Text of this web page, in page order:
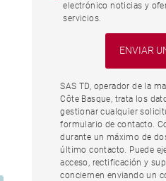
electrónico noticias y
servicios.
SAS TD, operador de la
Côte Basque, trata los
gestionar cualquier
formulario de contacto.
durante un máximo de
último contacto. Puede
acceso, rectificación y
conciernen enviando un